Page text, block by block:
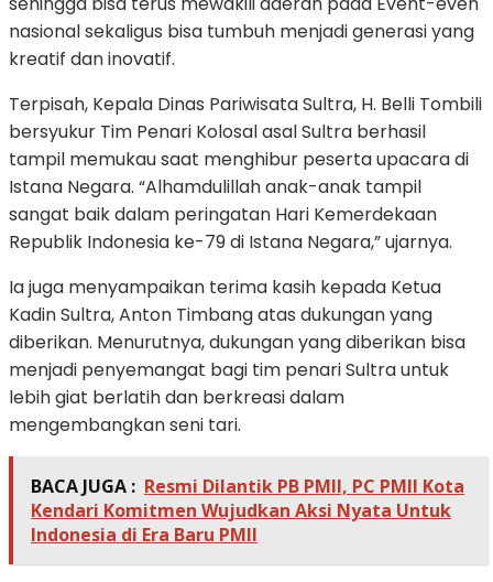
nasional sekaligus bisa tumbuh menjadi generasi yang
kreatif dan inovatif.
Terpisah, Kepala Dinas Pariwisata Sultra, H. Belli Tombili
bersyukur Tim Penari Kolosal asal Sultra berhasil
tampil memukau saat menghibur peserta upacara di
Istana Negara. “Alhamdulillah anak-anak tampil
sangat baik dalam peringatan Hari Kemerdekaan
Republik Indonesia ke-79 di Istana Negara,” ujarnya.
Ia juga menyampaikan terima kasih kepada Ketua
Kadin Sultra, Anton Timbang atas dukungan yang
diberikan. Menurutnya, dukungan yang diberikan bisa
menjadi penyemangat bagi tim penari Sultra untuk
lebih giat berlatih dan berkreasi dalam
mengembangkan seni tari.
BACA JUGA : Resmi Dilantik PB PMII, PC PMII Kota
Kendari Komitmen Wujudkan Aksi Nyata Untuk
Indonesia di Era Baru PMII